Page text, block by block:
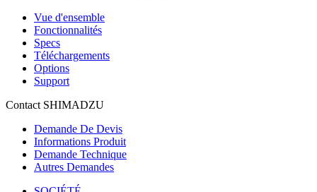
Vue d'ensemble
Fonctionnalités
Specs
Téléchargements
Options
Support
Contact SHIMADZU
Demande De Devis
Informations Produit
Demande Technique
Autres Demandes